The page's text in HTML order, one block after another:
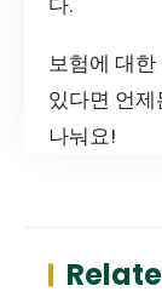
보험에 대
있다면 언
나눠요!